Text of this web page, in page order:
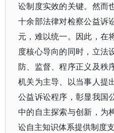
讼制度实效的关键。然而
十余部法律对检察公益诉
元，难以统一。因此，在
度核心导向的同时，立法
防、监督、程序正义及秩
机关为主导、以当事人提
公益诉讼程序，彰显我国
中的自主探索与创新，为
讼自主知识体系提供制度支